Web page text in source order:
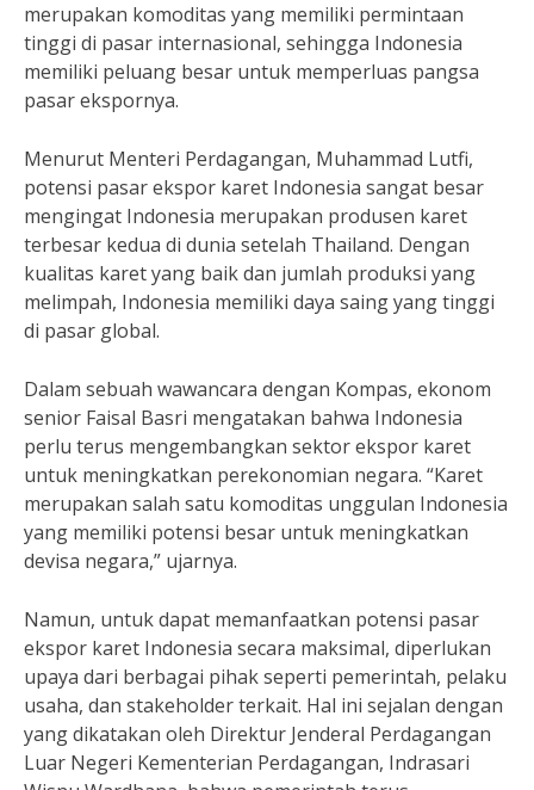
merupakan komoditas yang memiliki permintaan
tinggi di pasar internasional, sehingga Indonesia
memiliki peluang besar untuk memperluas pangsa
pasar ekspornya.
Menurut Menteri Perdagangan, Muhammad Lutfi,
potensi pasar ekspor karet Indonesia sangat besar
mengingat Indonesia merupakan produsen karet
terbesar kedua di dunia setelah Thailand. Dengan
kualitas karet yang baik dan jumlah produksi yang
melimpah, Indonesia memiliki daya saing yang tinggi
di pasar global.
Dalam sebuah wawancara dengan Kompas, ekonom
senior Faisal Basri mengatakan bahwa Indonesia
perlu terus mengembangkan sektor ekspor karet
untuk meningkatkan perekonomian negara. “Karet
merupakan salah satu komoditas unggulan Indonesia
yang memiliki potensi besar untuk meningkatkan
devisa negara,” ujarnya.
Namun, untuk dapat memanfaatkan potensi pasar
ekspor karet Indonesia secara maksimal, diperlukan
upaya dari berbagai pihak seperti pemerintah, pelaku
usaha, dan stakeholder terkait. Hal ini sejalan dengan
yang dikatakan oleh Direktur Jenderal Perdagangan
Luar Negeri Kementerian Perdagangan, Indrasari